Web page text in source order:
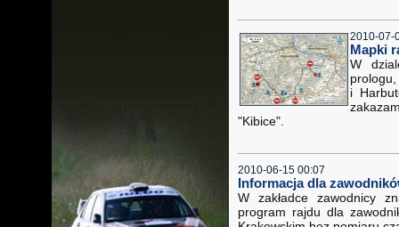
2010-07-
Mapki
W
i
"Kibice".
2010-06-15 00:07
Informacja dla
W zakładce zawodnicy
program rajdu dla